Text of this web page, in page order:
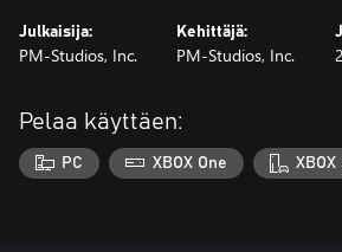
Julkaisija:
PM-Studios, Inc.
Kehittäjä:
PM-Studios, Inc.
Pelaa käyttäen:
PC XBOX One